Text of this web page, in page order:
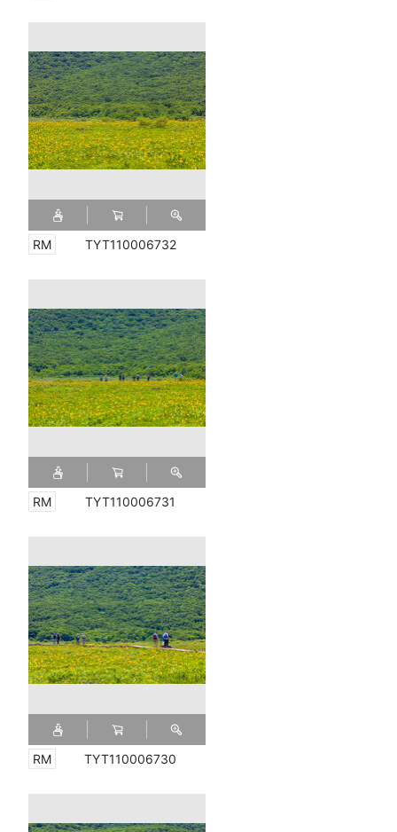
TYT110006732
TYT110006731
TYT110006730